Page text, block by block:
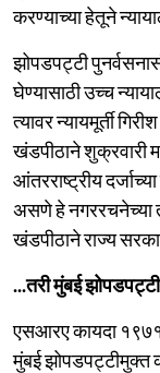
करण्याच्या हेतूने
झोपडपट्टी
घेण्यासाठी उच्च
त्यावर न्यायमूर्ती
खंडपीठाने शुक्रवारी
आंतरराष्ट्रीय
असणे हे नगररचनेच्या
खंडपीठाने राज्य
...तरी मुंबई
एसआरए कायदा
मुंबई झोपडपट्टीमुक्त